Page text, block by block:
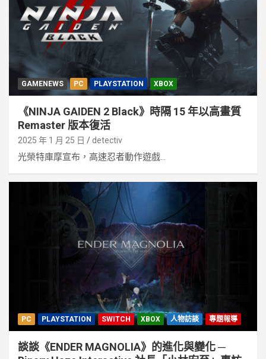
GAMENEWS PC PLAYSTATION XBOX
《NINJA GAIDEN 2 Black》時隔 15 年以高畫質
Remaster 版本復活
2025 年 1 月 25 日 detectiv
光榮特庫摩宣布，高速忍者動作遊戲...
PC PLAYSTATION SWITCH XBOX 人物訪談 專題報導
談談《ENDER MAGNOLIA》的進化與變化 ─